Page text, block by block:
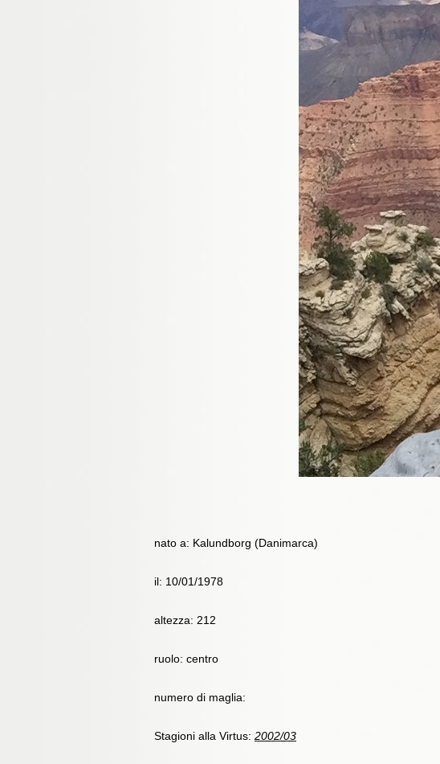
nato a: Kalundborg (Danimarca)
il: 10/01/1978
altezza: 212
ruolo: centro
numero di maglia:
Stagioni alla Virtus: 2002/03